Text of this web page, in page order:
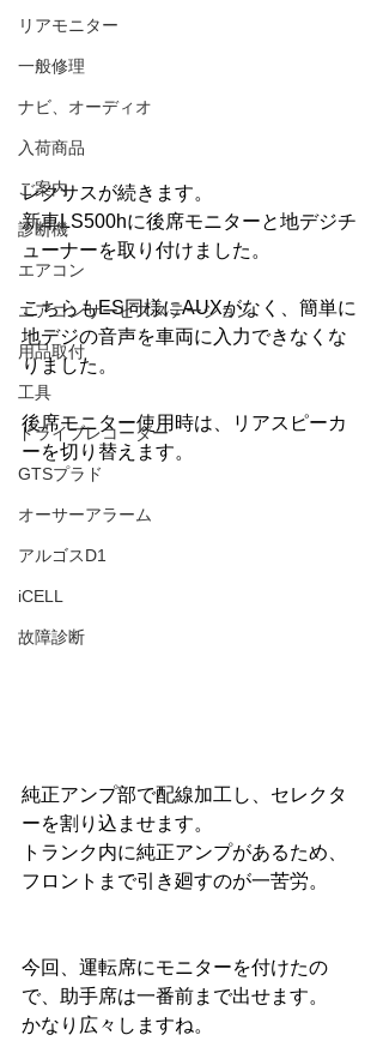
リアモニター
一般修理
ナビ、オーディオ
入荷商品
ご案内
診断機
エアコン
エアコンサービスステーション
用品取付
工具
ドライブレコーダー
GTSプラド
オーサーアラーム
アルゴスD1
iCELL
故障診断
レクサスが続きます。
新車LS500hに後席モニターと地デジチ
ューナーを取り付けました。
こちらもES同様にAUXがなく、簡単に
地デジの音声を車両に入力できなくな
りました。
後席モニター使用時は、リアスピーカ
ーを切り替えます。
純正アンプ部で配線加工し、セレクタ
ーを割り込ませます。
トランク内に純正アンプがあるため、
フロントまで引き廻すのが一苦労。
今回、運転席にモニターを付けたの
で、助手席は一番前まで出せます。
かなり広々しますね。